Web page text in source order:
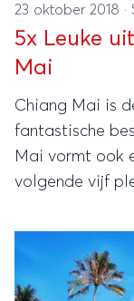
23 oktober 2018 ·
5x Leuke
Mai
Chiang Mai is
fantastische
Mai vormt ook
volgende vijf